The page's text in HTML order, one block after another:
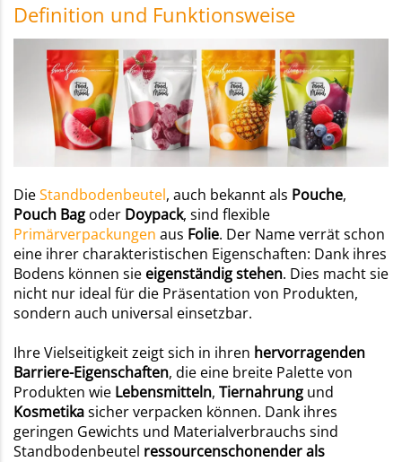
Definition und Funktionsweise
DieStandbodenbeutel, auch bekannt als Pouche,
Pouch Bag oder Doypack, sind flexible
Primärverpackungen aus Folie. Der Name verrät schon
eine ihrer charakteristischen Eigenschaften: Dank ihres
Bodens können sie eigenständig stehen. Dies macht sie
nicht nur ideal für die Präsentation von Produkten,
sondern auch universal einsetzbar.
Ihre Vielseitigkeit zeigt sich in ihren hervorragenden
Barriere-Eigenschaften, die eine breite Palette von
Produkten wie Lebensmitteln, Tiernahrung und
Kosmetikasicher verpacken können. Dank ihres
geringen Gewichts und Materialverbrauchs sind
Standbodenbeutel ressourcenschonender als